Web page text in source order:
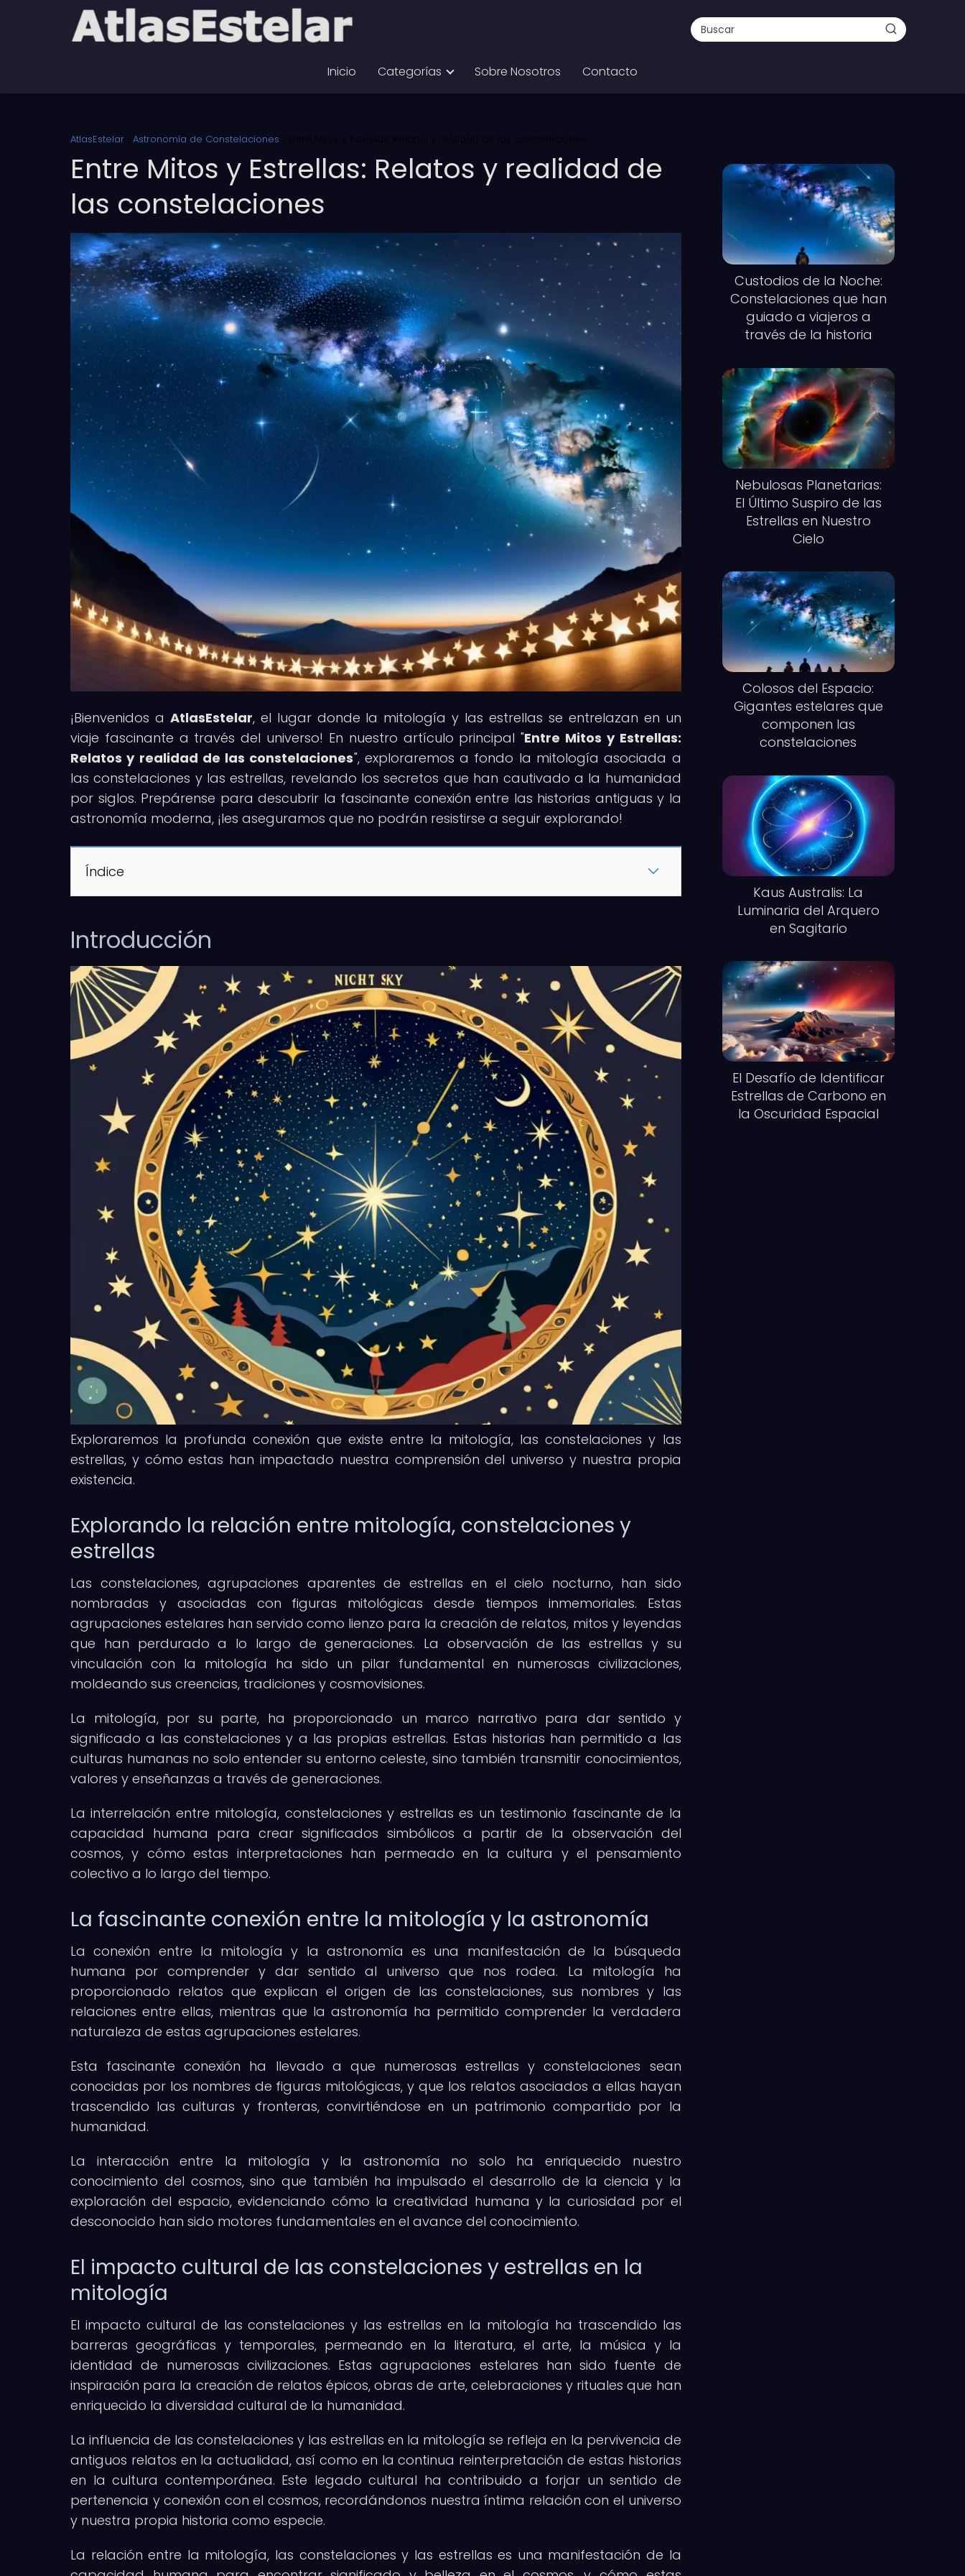
Inicio Categorías Sobre Nosotros Contacto
AtlasEstelar Astronomía de Constelaciones Entre Mitos y Estrellas: Relatos y realidad de las constelaciones
Entre Mitos y Estrellas: Relatos y realidad de
las constelaciones
¡Bienvenidos a AtlasEstelar, el lugar donde la mitología y las estrellas se entrelazan en un
viaje fascinante a través del universo! En nuestro artículo principal "Entre Mitos y Estrellas:
Relatos y realidad de las constelaciones", exploraremos a fondo la mitología asociada a
las constelaciones y las estrellas, revelando los secretos que han cautivado a la humanidad
por siglos. Prepárense para descubrir la fascinante conexión entre las historias antiguas y la
astronomía moderna, ¡les aseguramos que no podrán resistirse a seguir explorando!
Índice
Introducción
Exploraremos la profunda conexión que existe entre la mitología, las constelaciones y las
estrellas, y cómo estas han impactado nuestra comprensión del universo y nuestra propia
existencia.
Explorando la relación entre mitología, constelaciones y
estrellas
Las constelaciones, agrupaciones aparentes de estrellas en el cielo nocturno, han sido
nombradas y asociadas con figuras mitológicas desde tiempos inmemoriales. Estas
agrupaciones estelares han servido como lienzo para la creación de relatos, mitos y leyendas
que han perdurado a lo largo de generaciones. La observación de las estrellas y su
vinculación con la mitología ha sido un pilar fundamental en numerosas civilizaciones,
moldeando sus creencias, tradiciones y cosmovisiones.
La mitología, por su parte, ha proporcionado un marco narrativo para dar sentido y
significado a las constelaciones y a las propias estrellas. Estas historias han permitido a las
culturas humanas no solo entender su entorno celeste, sino también transmitir conocimientos,
valores y enseñanzas a través de generaciones.
La interrelación entre mitología, constelaciones y estrellas es un testimonio fascinante de la
capacidad humana para crear significados simbólicos a partir de la observación del
cosmos, y cómo estas interpretaciones han permeado en la cultura y el pensamiento
colectivo a lo largo del tiempo.
La fascinante conexión entre la mitología y la astronomía
La conexión entre la mitología y la astronomía es una manifestación de la búsqueda
humana por comprender y dar sentido al universo que nos rodea. La mitología ha
proporcionado relatos que explican el origen de las constelaciones, sus nombres y las
relaciones entre ellas, mientras que la astronomía ha permitido comprender la verdadera
naturaleza de estas agrupaciones estelares.
Esta fascinante conexión ha llevado a que numerosas estrellas y constelaciones sean
conocidas por los nombres de figuras mitológicas, y que los relatos asociados a ellas hayan
trascendido las culturas y fronteras, convirtiéndose en un patrimonio compartido por la
humanidad.
La interacción entre la mitología y la astronomía no solo ha enriquecido nuestro
conocimiento del cosmos, sino que también ha impulsado el desarrollo de la ciencia y la
exploración del espacio, evidenciando cómo la creatividad humana y la curiosidad por el
desconocido han sido motores fundamentales en el avance del conocimiento.
El impacto cultural de las constelaciones y estrellas en la
mitología
El impacto cultural de las constelaciones y las estrellas en la mitología ha trascendido las
barreras geográficas y temporales, permeando en la literatura, el arte, la música y la
identidad de numerosas civilizaciones. Estas agrupaciones estelares han sido fuente de
inspiración para la creación de relatos épicos, obras de arte, celebraciones y rituales que han
enriquecido la diversidad cultural de la humanidad.
La influencia de las constelaciones y las estrellas en la mitología se refleja en la pervivencia de
antiguos relatos en la actualidad, así como en la continua reinterpretación de estas historias
en la cultura contemporánea. Este legado cultural ha contribuido a forjar un sentido de
pertenencia y conexión con el cosmos, recordándonos nuestra íntima relación con el universo
y nuestra propia historia como especie.
La relación entre la mitología, las constelaciones y las estrellas es una manifestación de la
Custodios de la Noche:
Constelaciones que han
guiado a viajeros a
través de la historia
Nebulosas Planetarias:
El Último Suspiro de las
Estrellas en Nuestro
Cielo
Colosos del Espacio:
Gigantes estelares que
componen las
constelaciones
Kaus Australis: La
Luminaria del Arquero
en Sagitario
El Desafío de Identificar
Estrellas de Carbono en
la Oscuridad Espacial